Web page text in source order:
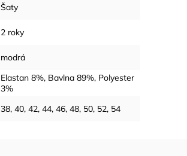
Šaty
2 roky
modrá
Elastan 8%, Bavlna 89%, Polyester
3%
38, 40, 42, 44, 46, 48, 50, 52, 54